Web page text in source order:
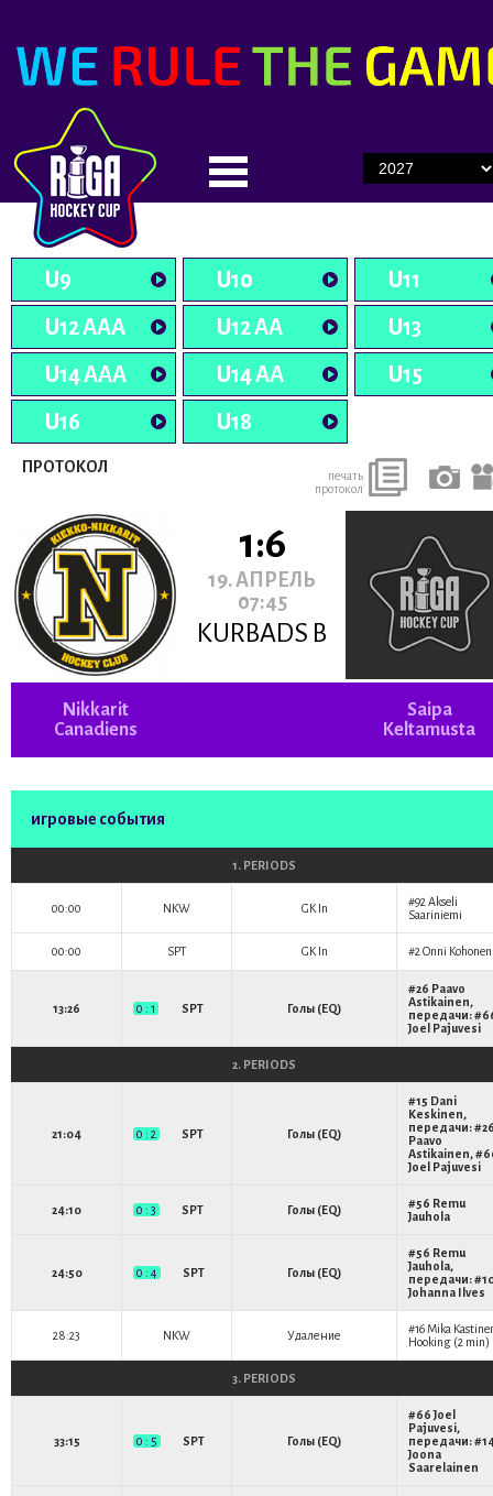
U9 U10
U11
U12 AAA
U12 AA
U13
U14 AAA
U14 AA
U15
U16
U18
ПРОТОКОЛ
печать
протокол
1:6
19. АПРЕЛЬ
07:45
KURBADS B
Nikkarit
Canadiens
Saipa
Keltamusta
игровые события
1. PERIODS
00:00 NKW GK In #92 Akseli
Saariniemi
00:00 SPT GK In #2 Onni Kohonen
13:26 0 : 1 SPT Голы (EQ)
#26 Paavo
Astikainen,
передачи:
Joel Pajuvesi
2. PERIODS
21:04 0 : 2 SPT Голы (EQ)
#15 Dani
Keskinen,
передачи:
Paavo
Astikainen,
Joel Pajuvesi
24:10 0 : 3 SPT Голы (EQ) #56 Remu
Jauhola
24:50 0 : 4 SPT Голы (EQ)
#56 Remu
Jauhola,
передачи:
Johanna Ilves
28:23 NKW Удаление #16Mika
Hooking (2 min)
3. PERIODS
33:15 0 : 5 SPT Голы (EQ)
#66Joel
Pajuvesi,
передачи:
Joona
Saarelainen